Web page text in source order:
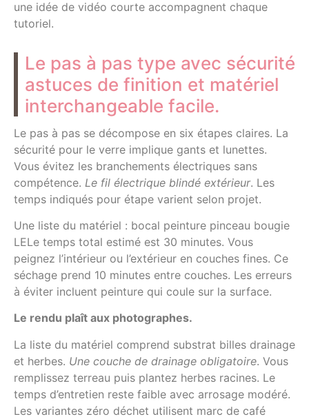
une idée de vidéo courte accompagnent chaque
tutoriel.
Le pas à pas type avec sécurité
astuces de finition et matériel
interchangeable facile.
Le pas à pas se décompose en six étapes claires. La
sécurité pour le verre implique gants et lunettes.
Vous évitez les branchements électriques sans
compétence. Le fil électrique blindé extérieur. Les
temps indiqués pour étape varient selon projet.
Une liste du matériel : bocal peinture pinceau bougie
LELe temps total estimé est 30 minutes. Vous
peignez l’intérieur ou l’extérieur en couches fines. Ce
séchage prend 10 minutes entre couches. Les erreurs
à éviter incluent peinture qui coule sur la surface.
Le rendu plaît aux photographes.
La liste du matériel comprend substrat billes drainage
et herbes. Une couche de drainage obligatoire. Vous
remplissez terreau puis plantez herbes racines. Le
temps d’entretien reste faible avec arrosage modéré.
Les variantes zéro déchet utilisent marc de café